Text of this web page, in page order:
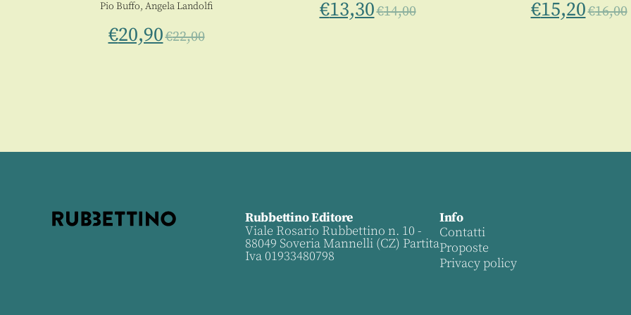
Pio Buffo, Angela Landolfi
€20,90€22,00
€13,30€14,00 €15,20€16,00
Rubbettino Editore
Viale Rosario Rubbettino n. 10 -
88049 Soveria Mannelli (CZ) Partita
Iva 01933480798
Info
Contatti
Proposte
Privacy policy